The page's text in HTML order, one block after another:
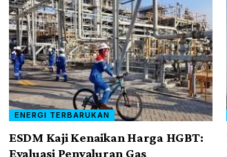
ENERGI TERBARUKAN
ESDM Kaji Kenaikan Harga HGBT:
Evaluasi Penyaluran Gas